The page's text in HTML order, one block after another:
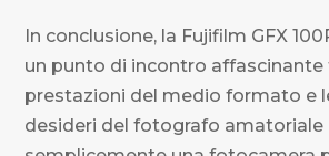
In conclusione, la Fujifilm GFX
un punto di incontro affascinante
prestazioni del medio formato e
desideri del fotografo amatoriale